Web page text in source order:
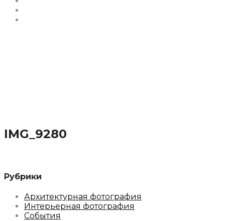
IMG_9280
Рубрики
Архитектурная фотография
Интерьерная фотография
События